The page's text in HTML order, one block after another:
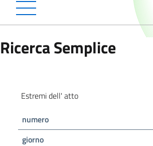
Ricerca Semplice
Estremi dell' atto
numero
giorno